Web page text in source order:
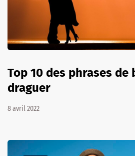
Top 10 des phrases de
draguer
8 avril 2022